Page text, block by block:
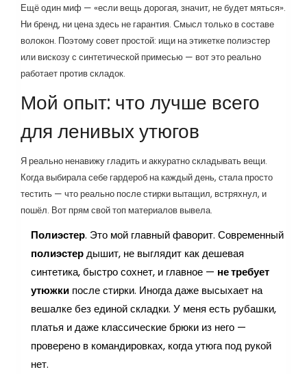
Ещё один миф — «если вещь дорогая, значит, не будет мяться».
Ни бренд, ни цена здесь не гарантия. Смысл только в составе
волокон. Поэтому совет простой: ищи на этикетке полиэстер
или вискозу с синтетической примесью — вот это реально
работает против складок.
Мой опыт: что лучше всего
для ленивых утюгов
Я реально ненавижу гладить и аккуратно складывать вещи.
Когда выбирала себе гардероб на каждый день, стала просто
тестить — что реально после стирки вытащил, встряхнул, и
пошёл. Вот прям свой топ материалов вывела.
Полиэстер. Это мой главный фаворит. Современный
полиэстердышит, не выглядит как дешевая
синтетика, быстро сохнет, и главное — не требует
утюжки после стирки. Иногда даже высыхает на
вешалке без единой складки. У меня есть рубашки,
платья и даже классические брюки из него —
проверено в командировках, когда утюга под рукой
нет.